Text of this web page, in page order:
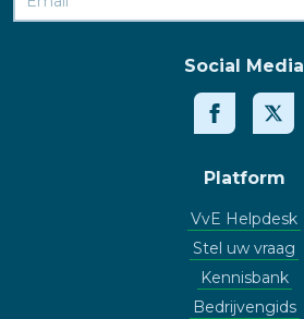
Social Media
Platform
VvE Helpdesk
Stel uw vraag
Kennisbank
Bedrijvengids